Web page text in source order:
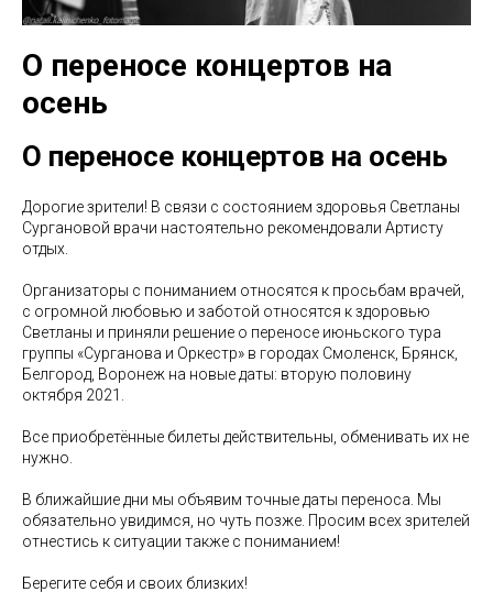
О переносе концертов на
осень
О переносе концертов на осень
Дорогие зрители! В связи с состоянием здоровья Светланы
Сургановой врачи настоятельно рекомендовали Артисту
отдых.
Организаторы с пониманием относятся к просьбам врачей,
с огромной любовью и заботой относятся к здоровью
Светланы и приняли решение о переносе июньского тура
группы «Сурганова и Оркестр» в городах Смоленск, Брянск,
Белгород, Воронеж на новые даты: вторую половину
октября 2021.
Все приобретённые билеты действительны, обменивать их не
нужно.
В ближайшие дни мы объявим точные даты переноса. Мы
обязательно увидимся, но чуть позже. Просим всех зрителей
отнестись к ситуации также с пониманием!
Берегите себя и своих близких!